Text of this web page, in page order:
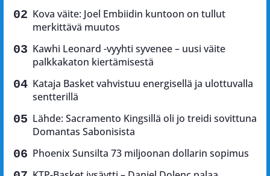
Kova väite: Joel Embiidin kuntoon on tullut
merkittävä muutos
Kawhi Leonard -vyyhti syvenee – uusi väite
palkkakaton kiertämisestä
Kataja Basket vahvistuu energisellä ja ulottuvalla
sentterillä
Lähde: Sacramento Kingsillä oli jo treidi sovittuna
Domantas Sabonisista
Phoenix Sunsilta 73 miljoonan dollarin sopimus